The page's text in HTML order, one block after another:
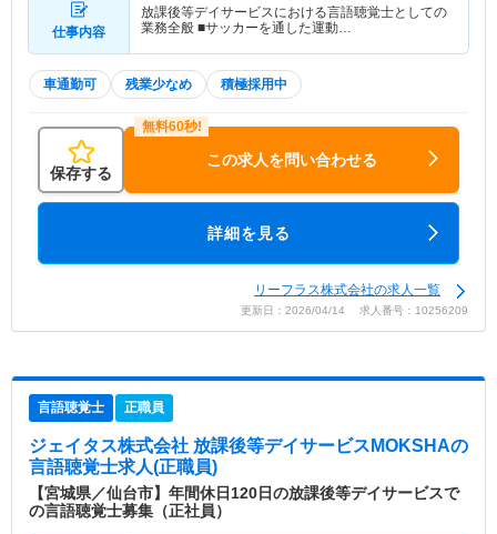
仕事内容
放課後等デイサービスにおける言語聴覚士としての
業務全般 ■サッカーを通した運動…
車通勤可 残業少なめ 積極採用中
保存する
この求人を問い合わせる
詳細を見る
リーフラス株式会社の求人一覧
更新日：2026/04/14 求人番号：10256209
言語聴覚士 正職員
ジェイタス株式会社 放課後等デイサービスMOKSHAの
言語聴覚士求人(正職員)
【宮城県／仙台市】年間休日120日の放課後等デイサービスで
の言語聴覚士募集（正社員）